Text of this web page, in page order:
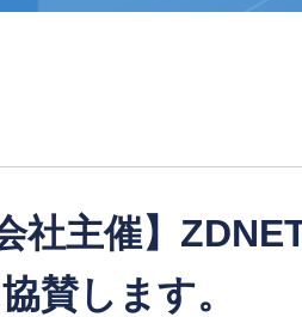
社主催】
賛します。